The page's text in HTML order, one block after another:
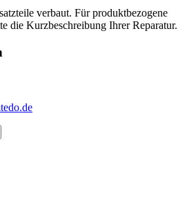
verbaut. Für produktbezogene
die Kurzbeschreibung Ihrer Reparatur.